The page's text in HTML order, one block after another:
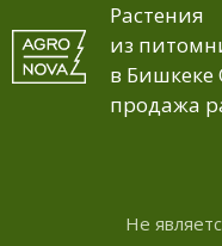
Растения
из
в Бишкеке
продажа
Не